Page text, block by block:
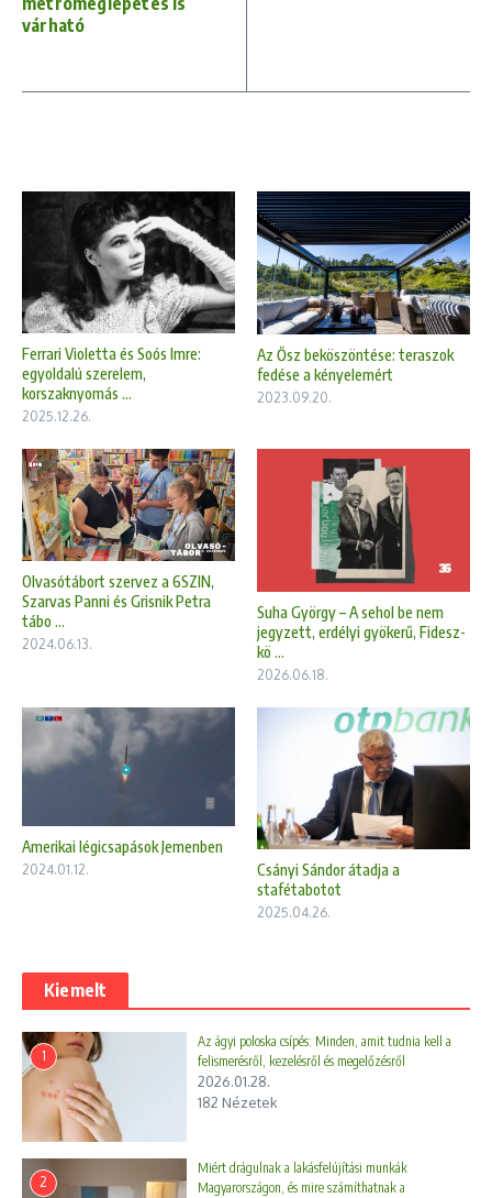
várható
Ferrari Violetta és Soós Imre:
egyoldalú szerelem,
korszaknyomás ...
2025.12.26.
Az Ősz beköszöntése: teraszok
fedése a kényelemért
2023.09.20.
Olvasótábort szervez a 6SZIN,
Szarvas Panni és Grisnik Petra
tábo ...
2024.06.13.
Suha György – A sehol be nem
jegyzett, erdélyi gyökerű, Fidesz-
kö ...
2026.06.18.
Amerikai légicsapások Jemenben
2024.01.12.
Csányi Sándor átadja a
stafétabotot
2025.04.26.
Kiemelt
1
Az ágyi poloska csípés: Minden, amit tudnia kell a
felismerésről, kezelésről és megelőzésről
2026.01.28.
182 Nézetek
2
Miért drágulnak a lakásfelújítási munkák
Magyarországon, és mire számíthatnak a